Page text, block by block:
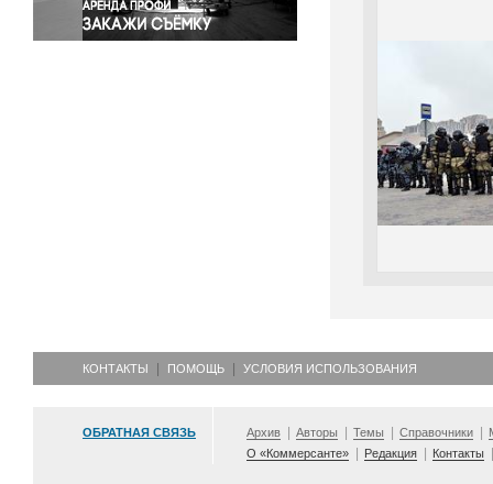
КОНТАКТЫ ПОМОЩЬ УСЛОВИЯ ИСПОЛЬЗОВАНИЯ
ОБРАТНАЯ СВЯЗЬ Архив Авторы Темы Справочники
О «Коммерсанте»
Редакция Контакты